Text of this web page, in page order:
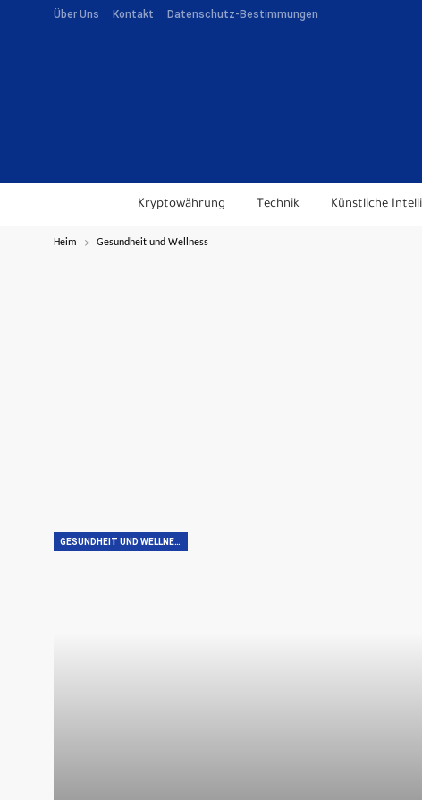
Über Uns Kontakt Datenschutz-Bestimmungen
Kryptowährung Technik Künstliche
Heim Gesundheit und Wellness
GESUNDHEIT UND WELLNESS